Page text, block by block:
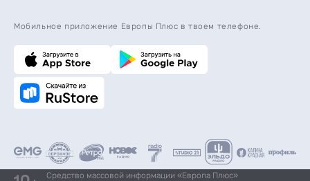
Мобильное приложение Европы Плюс в твоем телефоне.
Средство массовой информации «Европа Плюс»